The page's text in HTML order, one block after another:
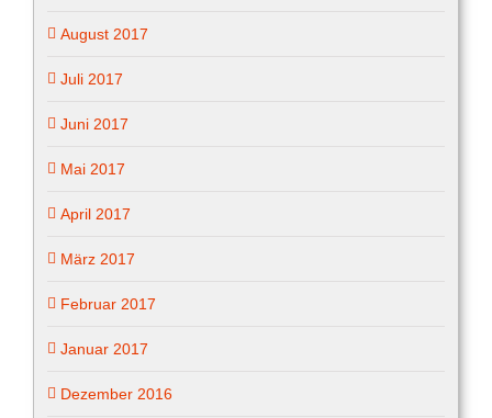
August 2017
Juli 2017
Juni 2017
Mai 2017
April 2017
März 2017
Februar 2017
Januar 2017
Dezember 2016